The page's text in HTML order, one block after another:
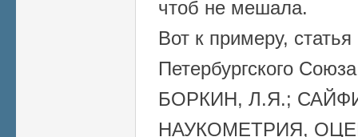
чтоб не мешала.
Вот к примеру,
Петербургского
БОРКИН, Л.Я.;
НАУКОМЕТРИЯ,